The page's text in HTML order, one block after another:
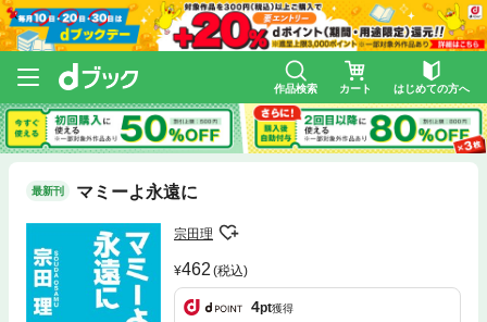
作品検索 カート はじめての方へ
最新刊 マミーよ永遠に
宗田理
462 (税込)
4pt獲得